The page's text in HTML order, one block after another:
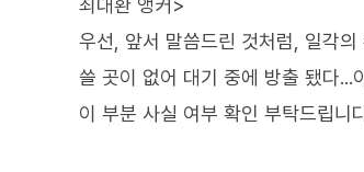
최대환 앵커>
우선, 앞서 말씀드린 것처럼, 일각
쓸 곳이 없어 대기 중에 방출 됐다...
이 부분 사실 여부 확인 부탁드립니